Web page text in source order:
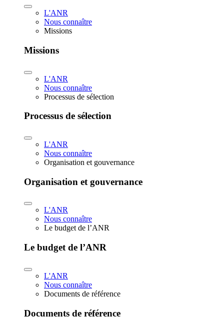
L'ANR
Nous connaître
Missions
Missions
L'ANR
Nous connaître
Processus de sélection
Processus de sélection
L'ANR
Nous connaître
Organisation et gouvernance
Organisation et gouvernance
L'ANR
Nous connaître
Le budget de l’ANR
Le budget de l’ANR
L'ANR
Nous connaître
Documents de référence
Documents de référence